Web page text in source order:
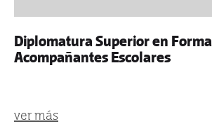
Diplomatura Superior en
Acompañantes Escolares
ver más